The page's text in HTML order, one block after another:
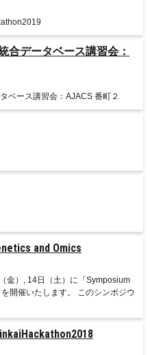
and Omics
金）, 14日（土）に「Symposium
開催いたします。 このシンポジウ
合データベース講習会：
ベース講習会：AJACS 番町２